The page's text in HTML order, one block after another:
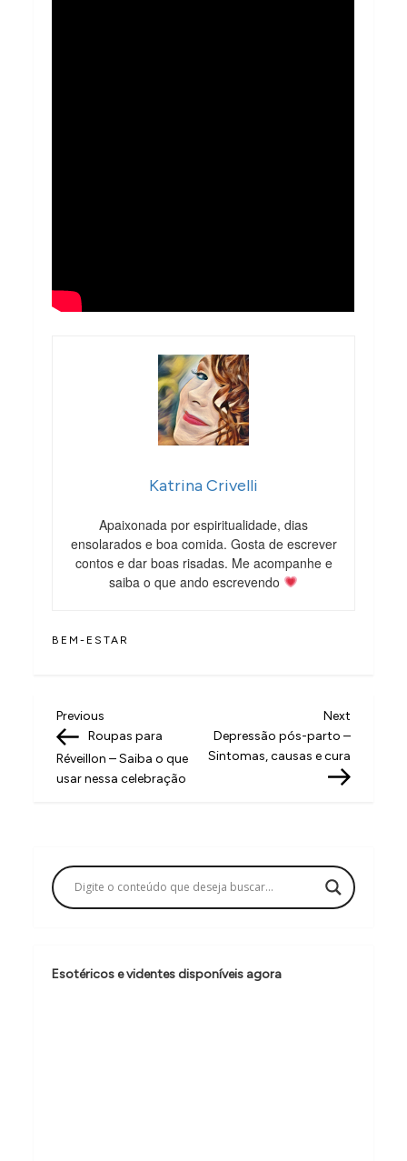
Katrina Crivelli
Apaixonada por espiritualidade, dias
ensolarados e boa comida. Gosta de escrever
contos e dar boas risadas. Me acompanhe e
saiba o que ando escrevendo
BEM-ESTAR
N
a
v
a
ç
o
d
Previous
Post
Previous
Roupas para
Réveillon – Saiba o que
usar nessa celebração
Next
Post
Next
Depressão pós-parto –
Sintomas, causas e cura
Esotéricos e videntes disponíveis agora